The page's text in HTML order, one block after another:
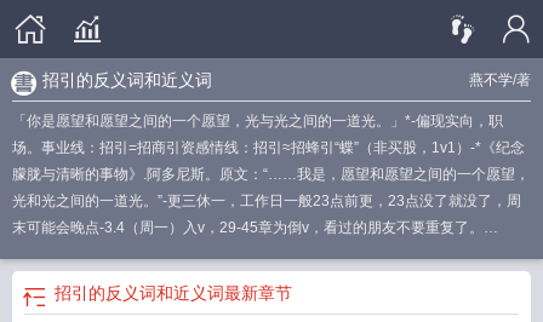
燕不学/著
招引的反义词和近义词
「你是愿望和愿望之间的一个愿望，光与光之间的一道光。」*-偏现实向，职
场。事业线：招引=招商引资感情线：招引≈招蜂引“蝶”（非买股，1v1）-*《纪念
朦胧与清晰的事物》.阿多尼斯。原文：“……我是，愿望和愿望之间的一个愿望，
光和光之间的一道光。”-更三休一，工作日一般23点前更，23点没了就没了，周
末可能会晚点-3.4（周一）入v，29-45章为倒v，看过的朋友不要重复了。
引和招来是近义词吗
招引的英文 招引的近义词是什么
引七颗荔枝
招引的反义词和近义词最新章节